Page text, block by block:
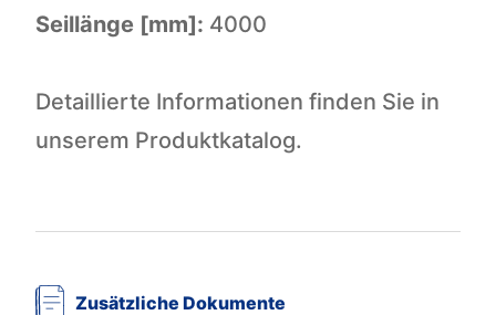
Seillänge [mm]: 4000
Detaillierte Informationen finden Sie in
unserem Produktkatalog.
Zusätzliche Dokumente